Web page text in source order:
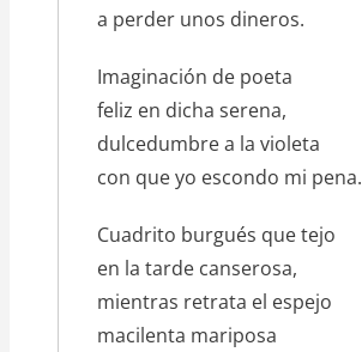
a perder unos dineros.
Imaginación de poeta
feliz en dicha serena,
dulcedumbre a la violeta
con que yo escondo mi pena.
Cuadrito burgués que tejo
en la tarde canserosa,
mientras retrata el espejo
macilenta mariposa